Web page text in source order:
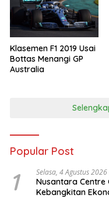
Klasemen F1 2019 Usai
Bottas Menangi GP
Australia
Popular Post
1 Selasa, 4 Agustus
Nusantara Centre
Kebangkitan